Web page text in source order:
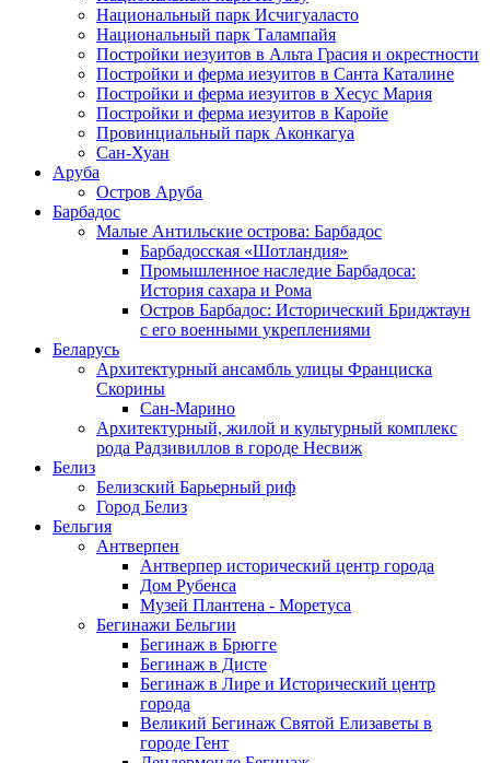
Национальный парк Исчигуаласто
Национальный парк Талампайя
Постройки иезуитов в Альта Грасия и окрестности
Постройки и ферма иезуитов в Санта Каталине
Постройки и ферма иезуитов в Хесус Мария
Постройки и ферма иезуитов в Каройе
Провинциальный парк Аконкагуа
Сан-Хуан
Аруба
Остров Аруба
Барбадос
Малые Антильские острова: Барбадос
Барбадосская «Шотландия»
Промышленное наследие Барбадоса:
История сахара и Рома
Остров Барбадос: Исторический Бриджтаун
с его военными укреплениями
Беларусь
Архитектурный ансамбль улицы Франциска
Скорины
Сан-Марино
Архитектурный, жилой и культурный комплекс
рода Радзивиллов в городе Несвиж
Белиз
Белизский Барьерный риф
Город Белиз
Бельгия
Антверпен
Антверпер исторический центр города
Дом Рубенса
Музей Плантена - Моретуса
Бегинажи Бельгии
Бегинаж в Брюгге
Бегинаж в Дисте
Бегинаж в Лире и Исторический центр
города
Великий Бегинаж Святой Елизаветы в
городе Гент